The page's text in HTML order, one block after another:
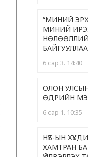
“МИНИЙ
МИНИЙ
6 сар 3. 14:40
ОЛОН УЛСЫН
ӨДРИЙН
6 сар 1. 10:35
НҮБ-ЫН
ХАМТРАН